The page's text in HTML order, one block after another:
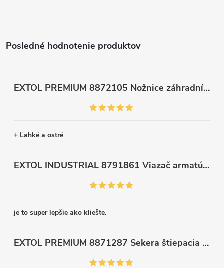
Posledné hodnotenie produktov
EXTOL PREMIUM 8872105 Nožnice záhradnícke dlhé úzke, 200mm, max. prestrih Ø6mm
+ Ľahké a ostré
EXTOL INDUSTRIAL 8791861 Viazač armatúr aku Share20V, bez aku, drôt 0,8mm, oko 8-34mm, bezuhlíkový motor
je to super lepšie ako kliešte.
EXTOL PREMIUM 8871287 Sekera štiepacia 3500g, nylónová násada 910mm